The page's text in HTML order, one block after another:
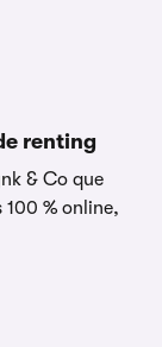
renting
& Co que
100 % online,